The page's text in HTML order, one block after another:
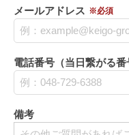
メールアドレス ※必須
電話番号（当日繋がる番
備考